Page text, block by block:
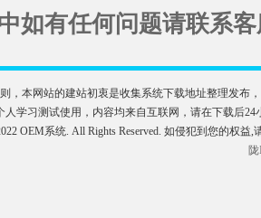
如有任何问题请联系客
，本网站的建站初衷是收集系统下载地址整理发布
人学习测试使用，内容均来自互联网，请在下载后
OEM系统. All Rights Reserved. 如侵犯到您的权